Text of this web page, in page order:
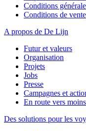
Conditions
Conditions de vente
A propos de De Lijn
Futur et valeurs
Organisation
Projets
Jobs
Presse
Campagnes et
En route vers
Des solutions pour les